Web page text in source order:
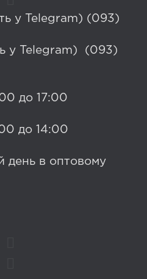
у Telegram) (093)
у Telegram) (093)
до 17:00
до 14:00
день в оптовому